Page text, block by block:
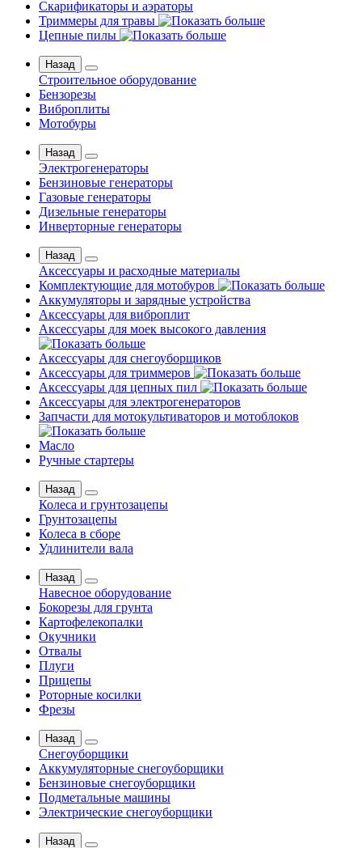
Скарификаторы и аэраторы
Триммеры для травы
Цепные пилы
Назад
Строительное оборудование
Бензорезы
Виброплиты
Мотобуры
Назад
Электрогенераторы
Бензиновые генераторы
Газовые генераторы
Дизельные генераторы
Инверторные генераторы
Назад
Аксессуары и расходные материалы
Комплектующие для мотобуров
Аккумуляторы и зарядные устройства
Аксессуары для виброплит
Аксессуары для моек высокого давления
Аксессуары для снегоуборщиков
Аксессуары для триммеров
Аксессуары для цепных пил
Аксессуары для электрогенераторов
Запчасти для мотокультиваторов и мотоблоков
Масло
Ручные стартеры
Назад
Колеса и грунтозацепы
Грунтозацепы
Колеса в сборе
Удлинители вала
Назад
Навесное оборудование
Бокорезы для грунта
Картофелекопалки
Окучники
Отвалы
Плуги
Прицепы
Роторные косилки
Фрезы
Назад
Снегоуборщики
Аккумуляторные снегоуборщики
Бензиновые снегоуборщики
Подметальные машины
Электрические снегоуборщики
Назад